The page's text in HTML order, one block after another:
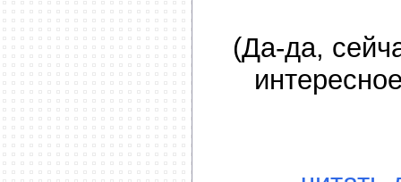
(Да-да,